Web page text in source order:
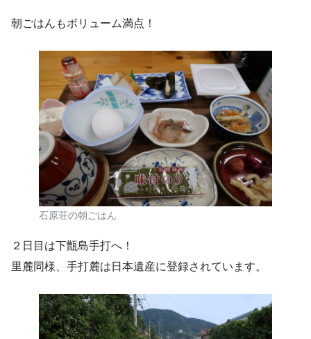
朝ごはんもボリューム満点！
石原荘の朝ごはん
２日目は下甑島手打へ！
里麓同様、手打麓は日本遺産に登録されています。